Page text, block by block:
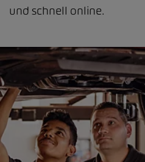
und schnell online.